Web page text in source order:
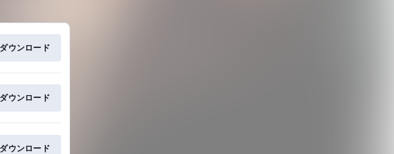
ダウンロード
ダウンロード
ダウンロード